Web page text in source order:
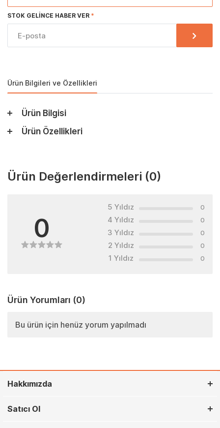
STOK GELINCE HABER VER
Ürün Bilgileri ve Özellikleri
Ürün Bilgisi
Ürün Özellikleri
Ürün Değerlendirmeleri (0)
0
5 Yıldız 0
4 Yıldız 0
3 Yıldız 0
2 Yıldız 0
1 Yıldız 0
Ürün Yorumları (0)
Bu ürün için henüz yorum yapılmadı
Hakkımızda
Satıcı Ol